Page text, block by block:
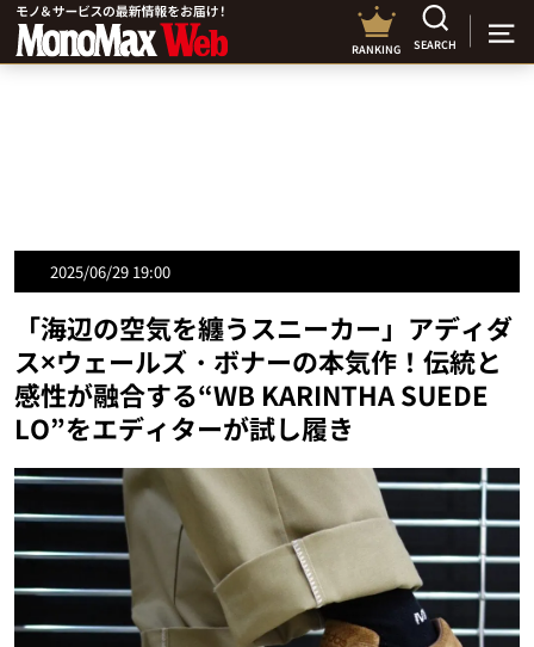
RANKING SEARCH
2025/06/29 19:00
「海辺の空気を纏うスニーカー」アディダ
ス×ウェールズ・ボナーの本気作！伝統と
感性が融合する“WB KARINTHA SUEDE
LO”をエディターが試し履き